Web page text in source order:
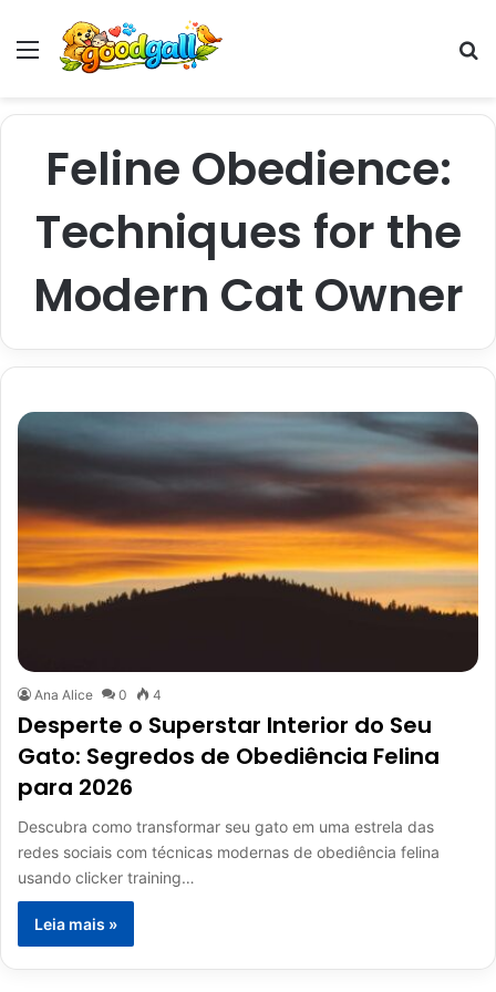
Menu
Feline Obedience:
Techniques for the
Modern Cat Owner
Ana Alice 0 4
Desperte o Superstar Interior do Seu
Gato: Segredos de Obediência Felina
para 2026
Descubra como transformar seu gato em uma estrela das
redes sociais com técnicas modernas de obediência felina
usando clicker training…
Leia mais »